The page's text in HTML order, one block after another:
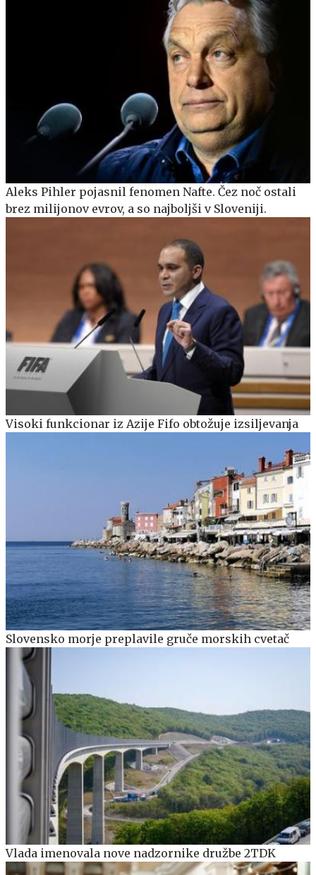
Aleks Pihler pojasnil fenomen Nafte. Čez noč ostali
brez milijonov evrov, a so najboljši v Sloveniji.
Visoki funkcionar iz Azije Fifo obtožuje izsiljevanja
Slovensko morje preplavile gruče morskih cvetač
Vlada imenovala nove nadzornike družbe 2TDK